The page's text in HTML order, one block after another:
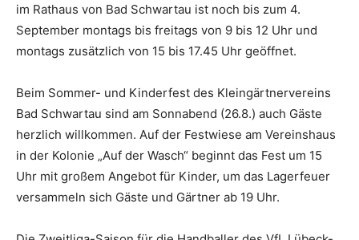
im Rathaus von Bad Schwartau ist noch bis zum 4.
September montags bis freitags von 9 bis 12 Uhr und
montags zusätzlich von 15 bis 17.45 Uhr geöffnet.
Beim Sommer- und Kinderfest des Kleingärtnervereins
Bad Schwartau sind am Sonnabend (26.8.) auch Gäste
herzlich willkommen. Auf der Festwiese am Vereinshaus
in der Kolonie „Auf der Wasch“ beginnt das Fest um 15
Uhr mit großem Angebot für Kinder, um das Lagerfeuer
versammeln sich Gäste und Gärtner ab 19 Uhr.